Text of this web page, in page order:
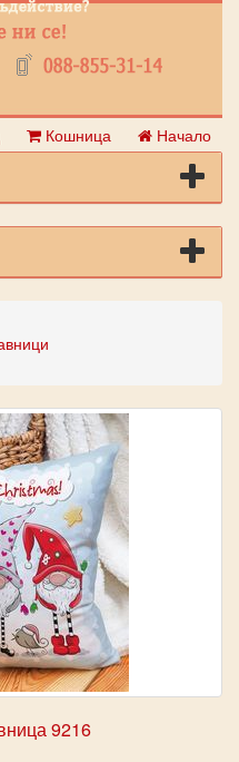
Кошница Начало
9216